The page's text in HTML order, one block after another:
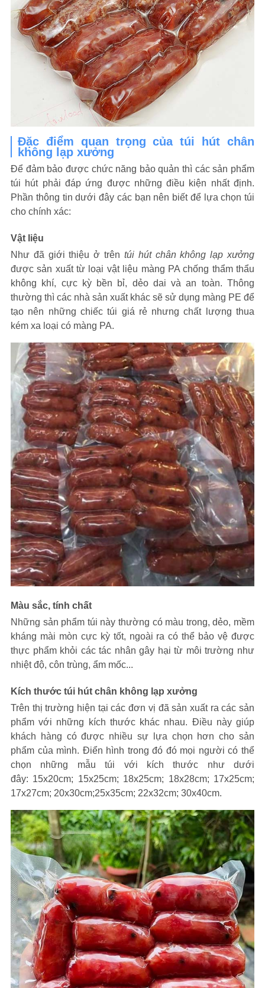
Đặc điểm quan trọng của túi hút chân
không lạp xưởng
Để đảm bảo được chức năng bảo quản thì các sản phẩm
túi hút phải đáp ứng được những điều kiện nhất định.
Phần thông tin dưới đây các bạn nên biết để lựa chọn túi
cho chính xác:
Vật liệu
Như đã giới thiệu ở trên túi hút chân không lạp xưởng
được sản xuất từ loại vật liệu màng PA chống thẩm thẩu
không khí, cực kỳ bền bỉ, dẻo dai và an toàn. Thông
thường thì các nhà sản xuất khác sẽ sử dụng màng PE để
tạo nên những chiếc túi giá rẻ nhưng chất lượng thua
kém xa loại có màng PA.
Màu sắc, tính chất
Những sản phẩm túi này thường có màu trong, dẻo, mềm
kháng mài mòn cực kỳ tốt, ngoài ra có thể bảo vệ được
thực phẩm khỏi các tác nhân gây hại từ môi trường như
nhiệt độ, côn trùng, ẩm mốc...
Kích thước túi hút chân không lạp xưởng
Trên thị trường hiện tại các đơn vị đã sản xuất ra các sản
phẩm với những kích thước khác nhau. Điều này giúp
khách hàng có được nhiều sự lựa chọn hơn cho sản
phẩm của mình. Điển hình trong đó đó mọi người có thể
chọn những mẫu túi với kích thước như dưới
đây: 15x20cm; 15x25cm; 18x25cm; 18x28cm; 17x25cm;
17x27cm; 20x30cm;25x35cm; 22x32cm; 30x40cm.